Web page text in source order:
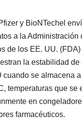
y BioNTechel
a la Administración
de los EE. UU. (FDA)
la estabilidad de
cuando se almacena
temperaturas que se
en
farmacéuticos.